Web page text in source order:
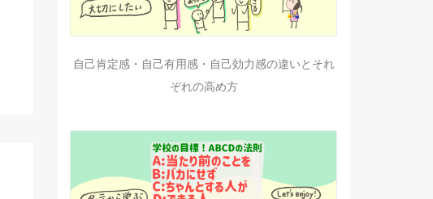
自己肯定感・自己有用感・自己効力感の違いとそれ
ぞれの高め方